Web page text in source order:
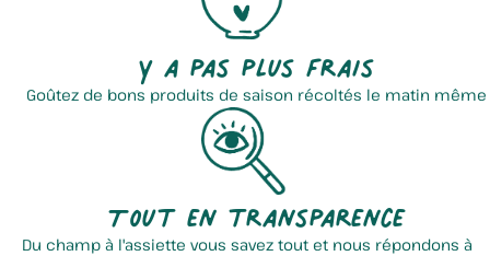
Y a pas plus frais
Goûtez de bons produits de saison récoltés le matin même
Tout en transparence
Du champ à l'assiette vous savez tout et nous répondons à